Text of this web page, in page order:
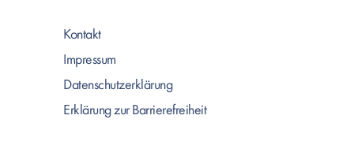
Kontakt
Impressum
Datenschutzerklärung
Erklärung zur Barrierefreiheit